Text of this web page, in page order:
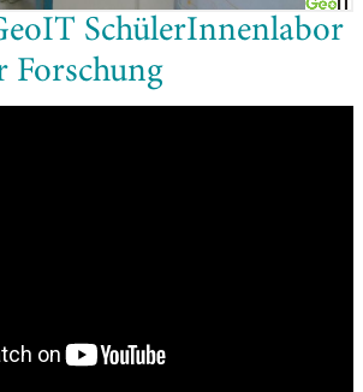
SchülerInnenlabor
Forschung